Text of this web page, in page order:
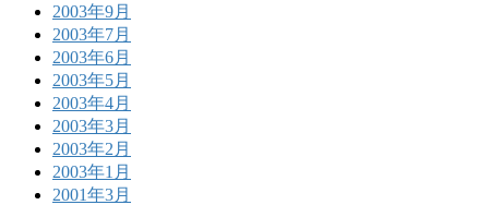
2003年9月
2003年7月
2003年6月
2003年5月
2003年4月
2003年3月
2003年2月
2003年1月
2001年3月